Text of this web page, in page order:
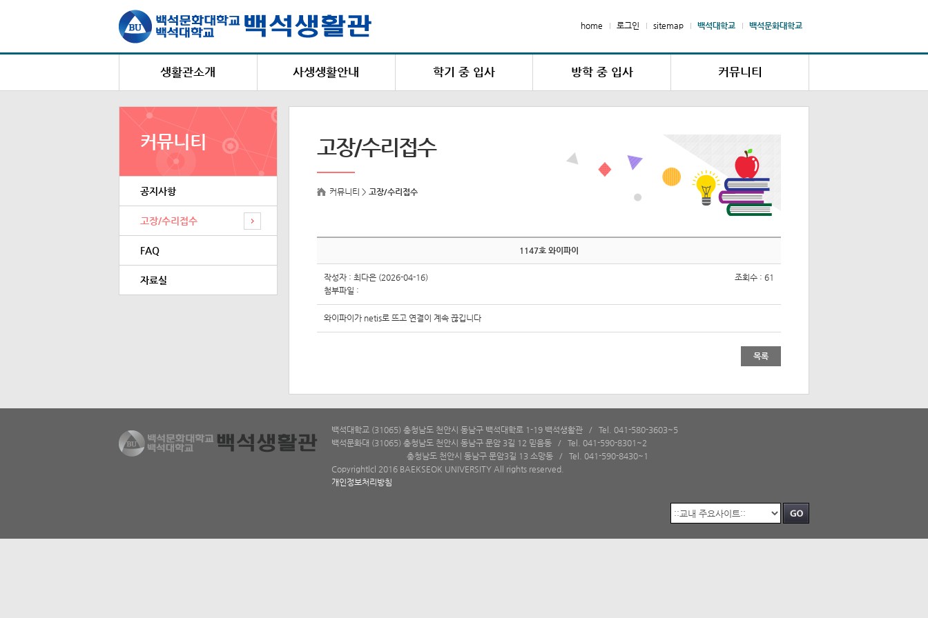
home 로그인 sitemap 백석대학교 백석문화대학교
생활관소개
생활관장 인사말
설립목적 및 연혁
편의시설
건물별 주소 및 연락처
사생생활안내
생활안내
상점/벌점 안내
택배 및 우편물 수령안내
복지 및 편의시설
학기 중 입사
입·퇴사안내
입사포기신청
방학 중 입사
입·퇴사안내
고지서조회 / 납부확인
커뮤니티
공지사항
자주하는 질문
자료실
커뮤니티
공지사항
고장/수리접수
FAQ
자료실
고장/수리접수
커뮤니티 > 고장/수리접수
1147호 와이파이
작성자 : 최다은 (2026-04-16)
조회수 : 61
첨부파일 :
와이파이가 netis로 뜨고 연결이 계속 끊깁니다
목록
백석대학교 (31065) 충청남도 천안시 동남구 백석대학로 1-19 백석생활관 / Tel. 041-580-3603~5
백석문화대 (31065) 충청남도 천안시 동남구 문암 3길 12 믿음동 / Tel. 041-590-8301~2
충청남도 천안시 동남구 문암3길 13 소망동 / Tel. 041-590-8430~1
Copyrightlcl 2016 BAEKSEOK UNIVERSITY All rights reserved.
개인정보처리방침